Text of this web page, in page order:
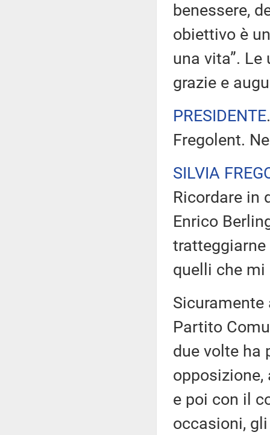
benessere,
obiettivo è
una vita”.
grazie e
PRESIDENTE
Fregolent.
SILVIA
Ricordare in
Enrico
quelli che mi
Partito
due volte ha
opposizione,
e poi con il
occasioni,